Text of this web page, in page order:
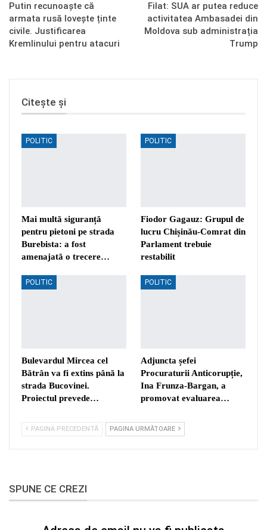
Putin recunoaște că
armata rusă lovește ținte
civile. Justificarea
Kremlinului pentru atacuri
Filat: SUA ar putea reduce
activitatea Ambasadei din
Moldova sub administrația
Trump
Citește și
POLITIC
Mai multă siguranță
pentru pietoni pe strada
Burebista: a fost
amenajată o trecere…
POLITIC
Fiodor Gagauz: Grupul de
lucru Chișinău-Comrat din
Parlament trebuie
restabilit
POLITIC
Bulevardul Mircea cel
Bătrân va fi extins până la
strada Bucovinei.
Proiectul prevede…
POLITIC
Adjuncta șefei
Procuraturii Anticorupție,
Ina Frunza-Bargan, a
promovat evaluarea…
PAGINA PRECEDENTĂ PAGINA URMĂTOARE
SPUNE CE CREZI